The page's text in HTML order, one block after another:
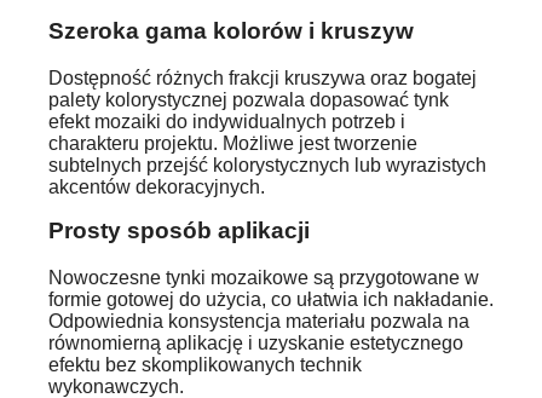
Szeroka gama kolorów i kruszyw
Dostępność różnych frakcji kruszywa oraz bogatej
palety kolorystycznej pozwala dopasować tynk
efekt mozaiki do indywidualnych potrzeb i
charakteru projektu. Możliwe jest tworzenie
subtelnych przejść kolorystycznych lub wyrazistych
akcentów dekoracyjnych.
Prosty sposób aplikacji
Nowoczesne tynki mozaikowe są przygotowane w
formie gotowej do użycia, co ułatwia ich nakładanie.
Odpowiednia konsystencja materiału pozwala na
równomierną aplikację i uzyskanie estetycznego
efektu bez skomplikowanych technik
wykonawczych.